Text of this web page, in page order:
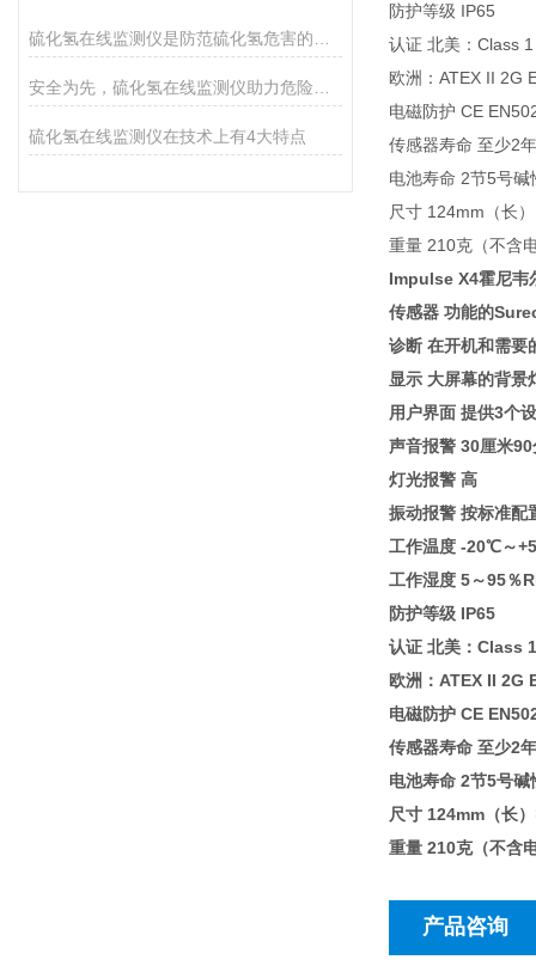
硫化氢在线监测仪在技术上有4大特点
防护等级 IP65
认证 北美：Class
欧洲：ATEX II 2G
电磁防护 CE
传感器寿命 至少2年
电池寿命 2节5号
尺寸 124mm（长
重量 210克（不含
Impulse X4霍尼韦
传感器 功能的
诊断 在开机和需要
显示 大屏幕的背景
用户界面 提供3个
声音报警 30厘米90
灯光报警 高
振动报警 按标准配
工作温度 -20℃～
工作湿度 5～95％
防护等级 IP65
认证 北美：Class
欧洲：ATEX II 2G
电磁防护 CE
传感器寿命 至少2年
电池寿命 2节5号
尺寸 124mm（长
重量 210克（不含
产品咨询